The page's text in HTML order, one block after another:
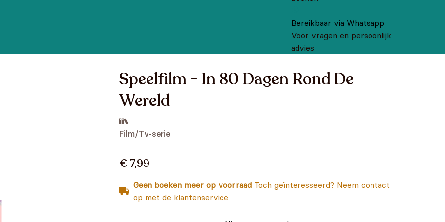
Bereikbaar via Whatsapp
Voor vragen en persoonlijk
advies
Speelfilm - In 80 Dagen Rond De
Wereld
Film/Tv-serie
€ 7,99
Geen boeken meer op voorraad Toch geïnteresseerd? Neem contact
op met de klantenservice